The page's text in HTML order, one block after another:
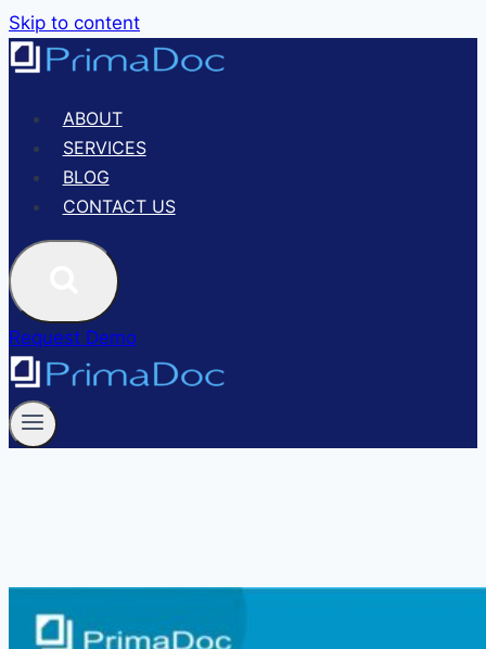
Skip to content
ABOUT
SERVICES
BLOG
CONTACT US
Request Demo